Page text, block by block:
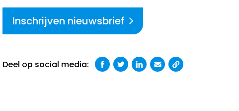
Inschrijven nieuwsbrief
Deel op social media: